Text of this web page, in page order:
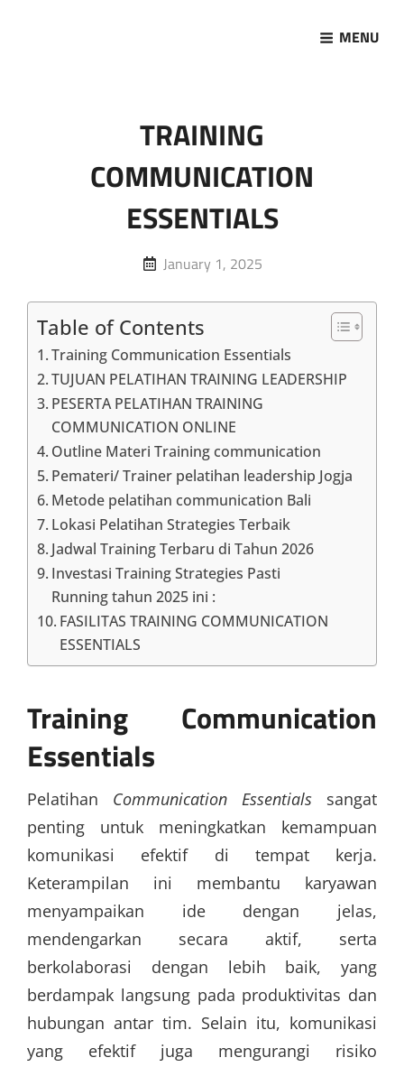
MENU
TRAINING
COMMUNICATION
ESSENTIALS
Posted
January 1, 2025
Table of Contents
Training Communication Essentials
TUJUAN PELATIHAN TRAINING LEADERSHIP
PESERTA PELATIHAN TRAINING
COMMUNICATION ONLINE
Outline Materi Training communication
Pemateri/ Trainer pelatihan leadership Jogja
Metode pelatihan communication Bali
Lokasi Pelatihan Strategies Terbaik
Jadwal Training Terbaru di Tahun 2026
Investasi Training Strategies Pasti
Running tahun 2025 ini :
FASILITAS TRAINING COMMUNICATION
ESSENTIALS
Training Communication
Essentials
Pelatihan Communication Essentials sangat
penting untuk meningkatkan kemampuan
komunikasi efektif di tempat kerja.
Keterampilan ini membantu karyawan
menyampaikan ide dengan jelas,
mendengarkan secara aktif, serta
berkolaborasi dengan lebih baik, yang
berdampak langsung pada produktivitas dan
hubungan antar tim. Selain itu, komunikasi
yang efektif juga mengurangi risiko